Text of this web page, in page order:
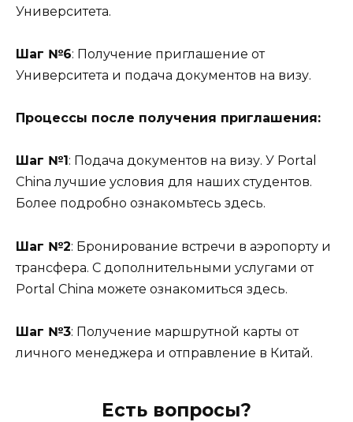
Университета.
Шаг №6: Получение приглашение от
Университета и подача документов на визу.
Процессы после получения приглашения:
Шаг №1 : Подача документов на визу. У Portal
China лучшие условия для наших студентов.
Более подробно ознакомьтесь здесь.
Шаг №2: Бронирование встречи в аэропорту и
трансфера. С дополнительными услугами от
Portal China можете ознакомиться здесь.
Шаг №3: Получение маршрутной карты от
личного менеджера и отправление в Китай.
Есть вопросы?